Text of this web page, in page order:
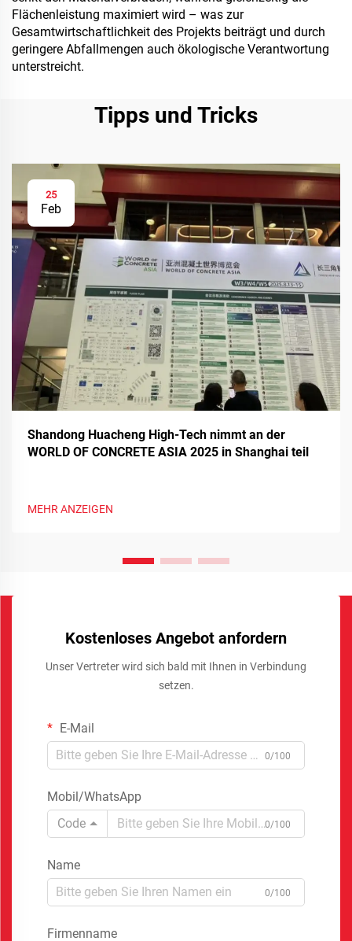
Flächenleistung maximiert wird – was zur
Gesamtwirtschaftlichkeit des Projekts beiträgt und durch
geringere Abfallmengen auch ökologische Verantwortung
unterstreicht.
Tipps und Tricks
25
Feb
Shandong Huacheng High-Tech nimmt an der
WORLD OF CONCRETE ASIA 2025 in Shanghai teil
MEHR ANZEIGEN
Kostenloses Angebot anfordern
Unser Vertreter wird sich bald mit Ihnen in Verbindung
setzen.
E-Mail
0/100
Mobil/WhatsApp
Code
0/100
Name
0/100
Firmenname